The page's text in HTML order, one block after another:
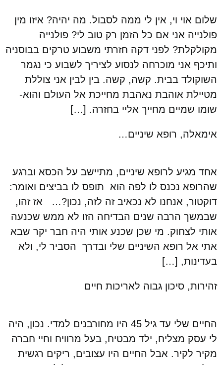
שלום אוי וי, אין לי ממה לסבול. מה יהיה? איזו מין
פולנייה אני אם כל הזמן רק טוב לי? פולנייה
מקולקלת? לפני דקה חזרתי משבוע טרקים בבוסניה
ותיכף אני מוכרחה לנסוע לציריך לשבוע כי נגמר
השוקולד בבית. קשה, קשה. בין לבין אני צוללת
מטיילת אוהבת נאהבת מחייכת אל העולם והוא-
שומו שמיים מחייך אליי בחזרה. […]
אימאלה, רופא שיניים…
אחד מגיע לרופא שיניים, מתיישב על הכסא וברגע
שהרופא נכנס לו לפה הוא תופס לו בביצים ואומר:
דוקטור, אנחנו לא נכאיב זה לזה, נכון?… אז זהו,
שבמשך הרבה שנים הבדיחה הזו לא ממש שכנעה
אותי לצחוק. מי שכן שכנע אותי היה חבר יקר שבא
אתי אל רופא השיניים שלי ובדרך הסביר לי, ולא
בעדינות, […]
זהירות, סיכון גבוה לאריכות חיים
החיים שלי עד גיל 45 היו מחורבנים למדי. נכון, היה
לי עסק מצליח, ילד מבטיח, בעל מרוויח וחיי חברה
מקיר לקיר. אבל החיים היו עצובים, ריקים רגשית